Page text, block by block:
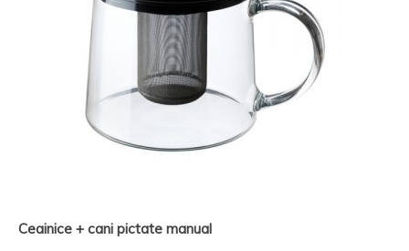
Ceainice + cani pictate manual